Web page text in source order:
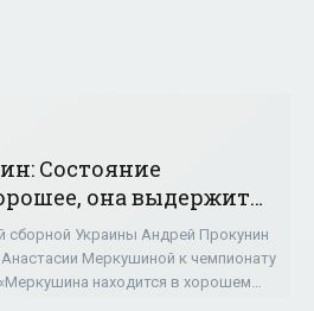
Состояние
она выдержит
мира -
сборной Украины Андрей Прокунин
Меркушиной к чемпионату
находится в хорошем